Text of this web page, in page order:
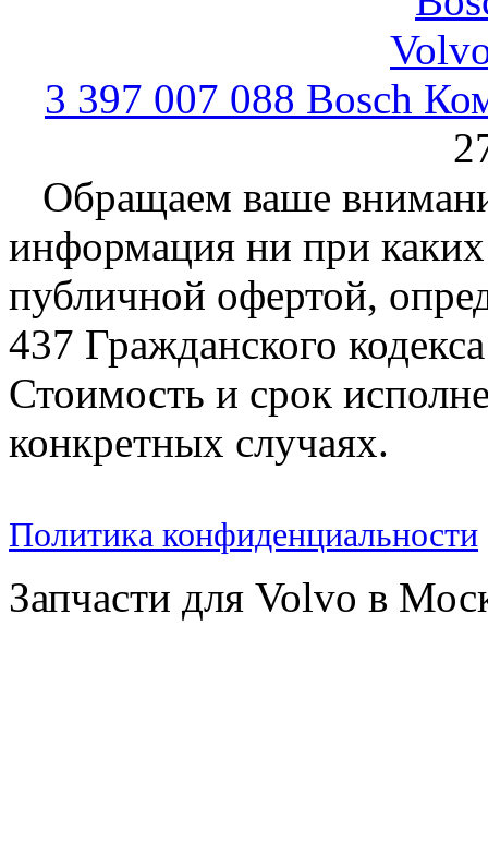
3 397 007 088 Bosch
Обращаем ваше
информация ни при каких
публичной офертой,
437 Гражданского
Стоимость и срок
конкретных случаях.
Политика конфиденциальности
Запчасти для Volvo в